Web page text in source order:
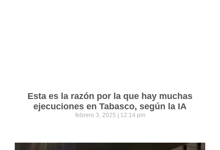
Esta es la razón por la que hay muchas
ejecuciones en Tabasco, según la IA
febrero 3, 2025 12:14 pm